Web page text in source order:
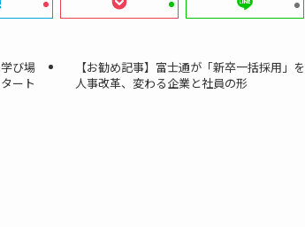
び場
ート
【お勧め記事】富士通が「新卒一括採用」
人事改革、変わる企業と社員の形